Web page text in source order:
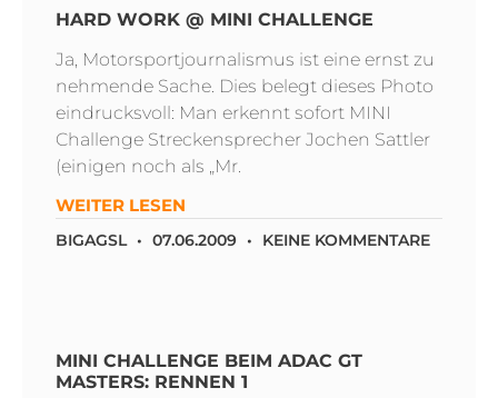
HARD WORK @ MINI CHALLENGE
Ja, Motorsportjournalismus ist eine ernst zu
nehmende Sache. Dies belegt dieses Photo
eindrucksvoll: Man erkennt sofort MINI
Challenge Streckensprecher Jochen Sattler
(einigen noch als „Mr.
WEITER LESEN
BIGAGSL 07.06.2009 KEINE KOMMENTARE
MINI CHALLENGE BEIM ADAC GT
MASTERS: RENNEN 1